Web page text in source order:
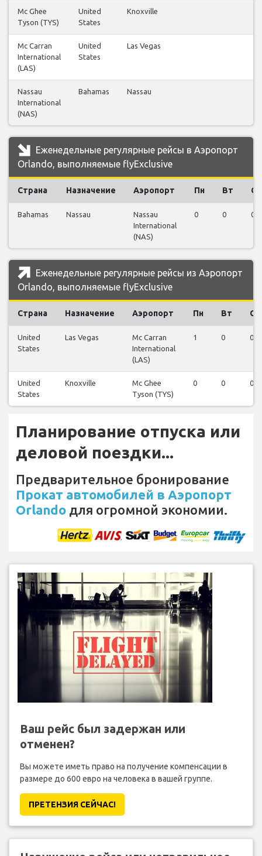
Mc Ghee
Tyson (TYS)
United
States
Knoxville
Mc Carran
International
(LAS)
United
States
Las Vegas
Nassau
International
(NAS)
Bahamas Nassau
Еженедельные регулярные рейсы в Аэропорт
Orlando, выполняемые flyExclusive
Страна Назначение Аэропорт Пн Вт Ср
Bahamas Nassau
Nassau
International
(NAS)
0 0 0
Еженедельные регулярные рейсы из Аэропорт
Orlando, выполняемые flyExclusive
Страна Назначение Аэропорт Пн Вт Ср
United
States
Las Vegas
Mc Carran
International
(LAS)
1 0 0
United
States
Knoxville
Mc Ghee
Tyson (TYS)
0 0 0
Планирование отпуска или
деловой поездки...
Предварительное бронирование
Прокат автомобилей в Аэропорт
Orlando для огромной экономии.
Ваш рейс был задержан или
отменен?
Вы можете иметь право на получение компенсации в
размере до 600 евро на человека в вашей группе.
ПРЕТЕНЗИЯ CЕЙЧАС!